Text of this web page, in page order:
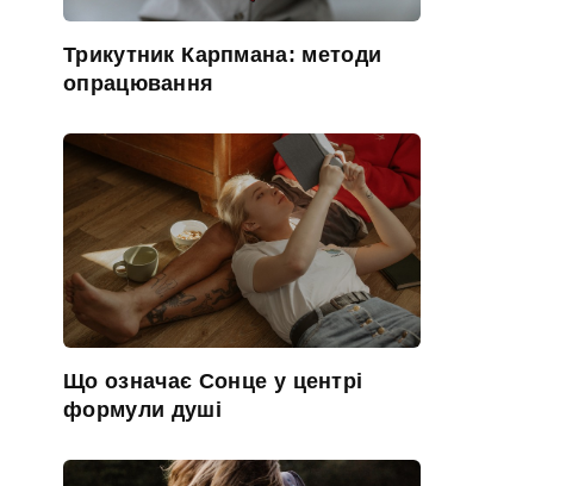
Трикутник Карпмана: методи
опрацювання
Що означає Сонце у центрі
формули душі